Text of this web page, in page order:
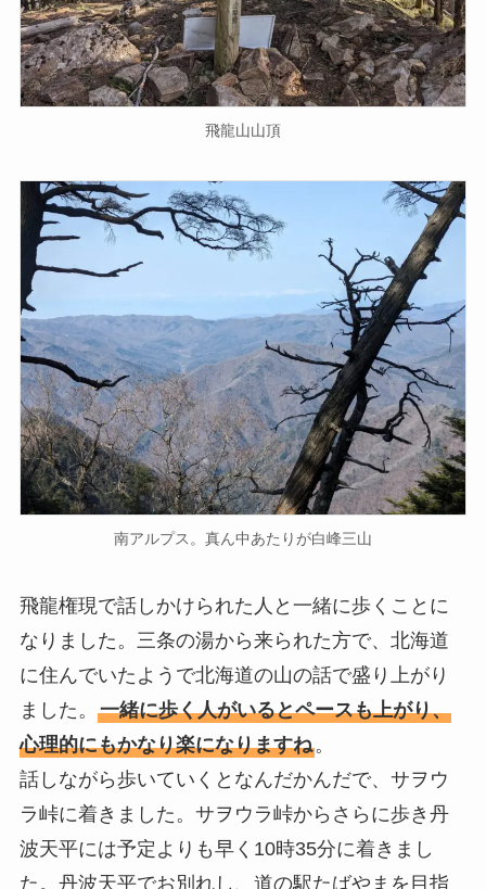
飛龍山山頂
南アルプス。真ん中あたりが白峰三山
飛龍権現で話しかけられた人と一緒に歩くことに
なりました。三条の湯から来られた方で、北海道
に住んでいたようで北海道の山の話で盛り上がり
ました。 一緒に歩く人がいるとペースも上がり、
心理的にもかなり楽になりますね。
話しながら歩いていくとなんだかんだで、サヲウ
ラ峠に着きました。サヲウラ峠からさらに歩き丹
波天平には予定よりも早く10時35分に着きまし
た。丹波天平でお別れし、道の駅たばやまを目指